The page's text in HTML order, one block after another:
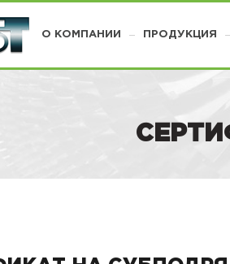
О КОМПАНИИ ПРОДУКЦИЯ